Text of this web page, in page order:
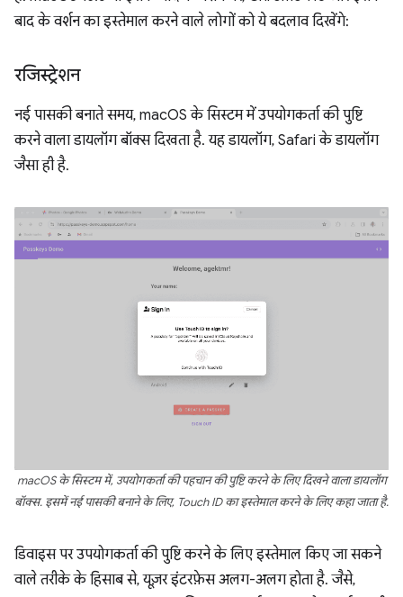
बाद के वर्शन का इस्तेमाल करने वाले लोगों को ये बदलाव दिखेंगे:
रजिस्ट्रेशन
नई पासकी बनाते समय, macOS के सिस्टम में उपयोगकर्ता की पुष्टि
करने वाला डायलॉग बॉक्स दिखता है. यह डायलॉग, Safari के डायलॉग
जैसा ही है.
macOS के सिस्टम में, उपयोगकर्ता की पहचान की पुष्टि करने के लिए दिखने वाला डायलॉग
बॉक्स. इसमें नई पासकी बनाने के लिए, Touch ID का इस्तेमाल करने के लिए कहा जाता है.
डिवाइस पर उपयोगकर्ता की पुष्टि करने के लिए इस्तेमाल किए जा सकने
वाले तरीके के हिसाब से, यूज़र इंटरफ़ेस अलग-अलग होता है. जैसे,